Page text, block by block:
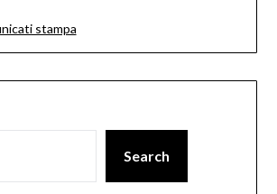
stampa
Search